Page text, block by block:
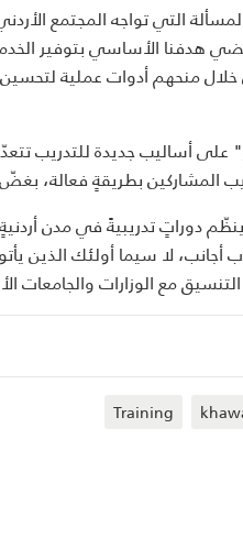
التي تواجه المجتمع
هدفنا الأساسي بتوفير
منحهم أدوات عملية
أساليب جديدة للتدريب
المشاركين بطريقةٍ فعالة،
دوراتٍ تدريبيةً في مدن
لا سيما أولئك الذين
مع الوزارات والجامعات
Training